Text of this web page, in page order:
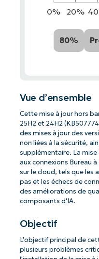
0% 20%
80%
Vue d’ensemble
Cette mise à jour hors
25H2 et 24H2
des mises à jour des
non liées à la sécurité,
supplémentaire. La
aux connexions Bureau
sur le cloud, tels que les
pas et les échecs de
des améliorations de
composants d'IA.
Objectif
L'objectif principal de
plusieurs problèmes